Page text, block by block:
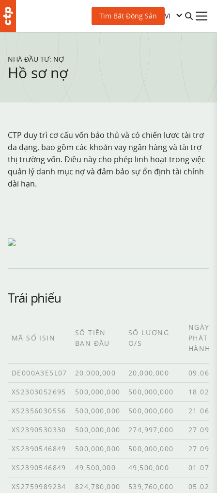
Tìm Bất Động Sản VI
NHÀ ĐẦU TƯ: NỢ
Hồ sơ nợ
CTP duy trì cơ cấu vốn bảo thủ và có chiến lược tài trợ
đa dạng, bao gồm các khoản vay ngân hàng và tài trợ
thị trường vốn. Điều này cho phép linh hoạt trong việc
quản lý danh mục nợ và đảm bảo sự ổn định tài chính
dài hạn.
Trái phiếu
MÃ SỐ ISIN
SỐ TIỀN
BAN ĐẦU
SỐ LƯỢNG
O/S
NGÀY
PHÁT
HÀNH
DE000A3E5L07 20,000,000 20,000,000
XS2303052695 500,000,000 500,000,000
XS2356030556 500,000,000 500,000,000
XS2390530330 500,000,000 274,997,000
XS2390546849 500,000,000 500,000,000
XS2390546849 49,500,000 49,500,000
XS2759989234 824,780,000 539,760,000